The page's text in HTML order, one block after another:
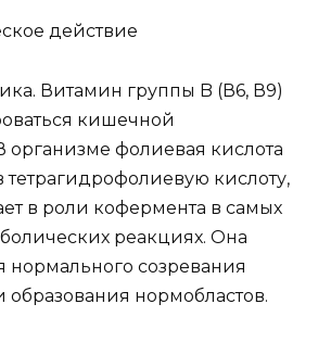
действие
Витамин группы B (В6, В9)
кишечной
фолиевая кислота
тетрагидрофолиевую кислоту,
в роли кофермента в самых
реакциях. Она
нормального созревания
образования нормобластов.